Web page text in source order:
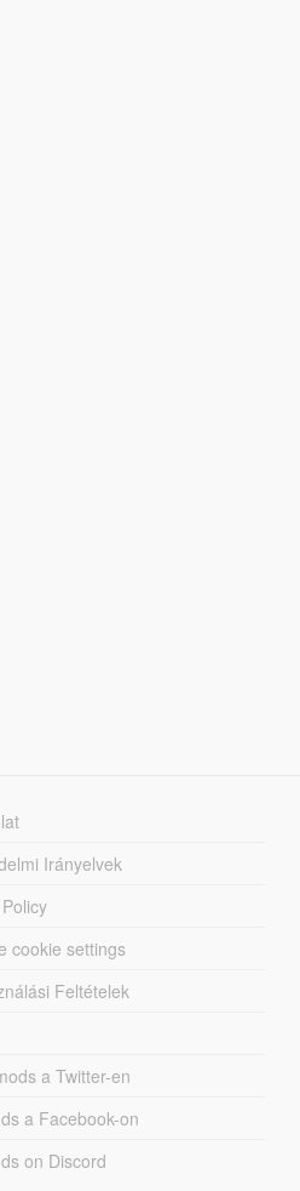
Irányelvek
cookie settings
Feltételek
a Twitter-en
a Facebook-on
on Discord